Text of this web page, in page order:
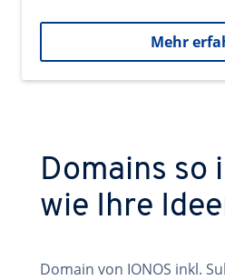
Mehr
Domains so
wie Ihre
Domain von IONOS inkl.